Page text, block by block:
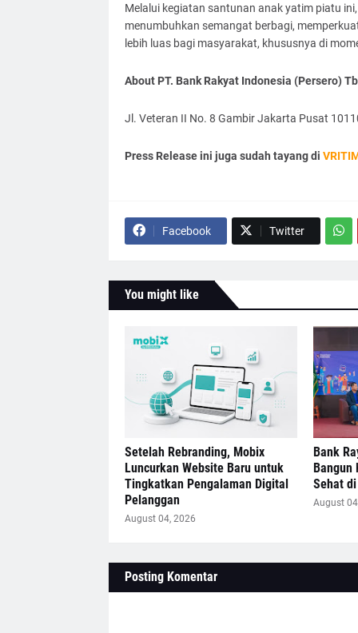
Melalui kegiatan santunan anak yatim piatu
menumbuhkan semangat berbagi,
lebih luas bagi masyarakat, khususnya di
About PT. Bank Rakyat Indonesia (Persero)
Jl. Veteran II No. 8 Gambir Jakarta Pusat
Press Release ini juga sudah tayang di
Facebook Twitter
You might like
Setelah Rebranding, Mobix
Luncurkan Website Baru untuk
Tingkatkan Pengalaman Digital
Pelanggan
August 04, 2026
Bank
Bangun
Sehat
August
Posting Komentar